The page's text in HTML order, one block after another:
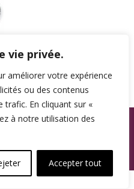
vie privée.
améliorer votre expérience
ou des contenus
trafic. En cliquant sur «
à notre utilisation des
Accepter tout
Tous droits réservés.